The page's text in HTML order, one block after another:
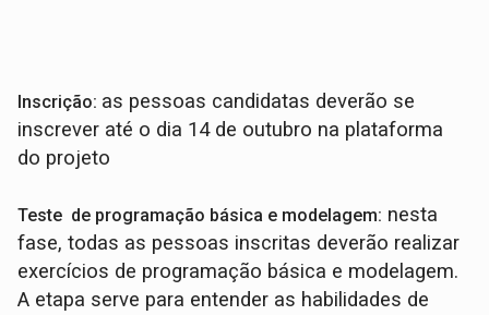
Inscrição: as pessoas candidatas deverão se
inscrever até o dia 14 de outubro na plataforma
do projeto
Teste de programação básica e modelagem: nesta
fase, todas as pessoas inscritas deverão realizar
exercícios de programação básica e modelagem.
A etapa serve para entender as habilidades de